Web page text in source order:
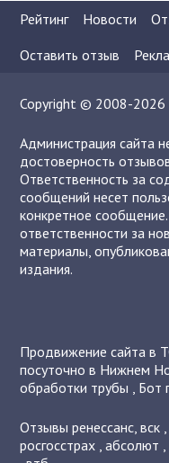
Рейтинг Новости
Оставить отзыв
Copyright © 2008-2026
Администрация сайта
достоверность
Ответственность за
сообщений несет
конкретное
ответственности за
материалы,
издания.
Продвижение сайта в
посуточно в Нижнем
обработки трубы , Бот
Отзывыренессанс,вск
росгосстрах ,абсолют ,